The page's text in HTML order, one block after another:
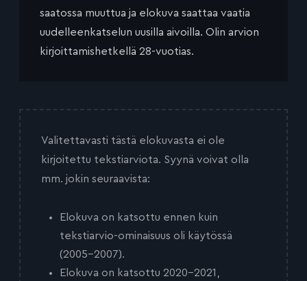
saatossa muuttua ja elokuva saattaa vaatia
uudelleenkatselun uusilla aivoilla. Olin arvion
kirjoittamishetkellä 28-vuotias.
Valitettavasti tästä elokuvasta ei ole
kirjoitettu tekstiarviota. Syynä voivat olla
mm. jokin seuraavista:
Elokuva on katsottu ennen kuin
tekstiarvio-ominaisuus oli käytössä
(2005-2007).
Elokuva on katsottu 2020-2021,